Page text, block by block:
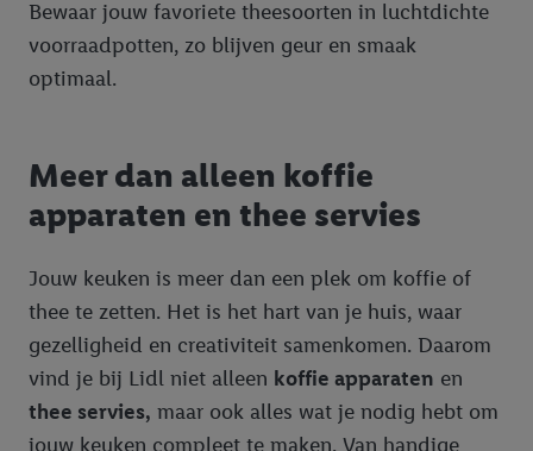
Bewaar jouw favoriete theesoorten in luchtdichte
voorraadpotten, zo blijven geur en smaak
optimaal.
Meer dan alleen koffie
apparaten en thee servies
Jouw keuken is meer dan een plek om koffie of
thee te zetten. Het is het hart van je huis, waar
gezelligheid en creativiteit samenkomen. Daarom
vind je bij Lidl niet alleen koffie apparaten en
thee servies, maar ook alles wat je nodig hebt om
jouw keuken compleet te maken. Van handige